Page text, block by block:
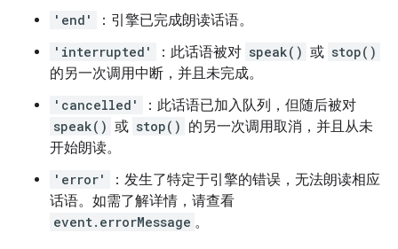
'end' ：引擎已完成朗读话语。
'interrupted' ：此话语被对 speak() 或 stop()
的另一次调用中断，并且未完成。
'cancelled' ：此话语已加入队列，但随后被对
speak() 或 stop() 的另一次调用取消，并且从未
开始朗读。
'error'
：发生了特定于引擎的错误，无法朗读相应
话语。如需了解详情，请查看
event.errorMessage 。